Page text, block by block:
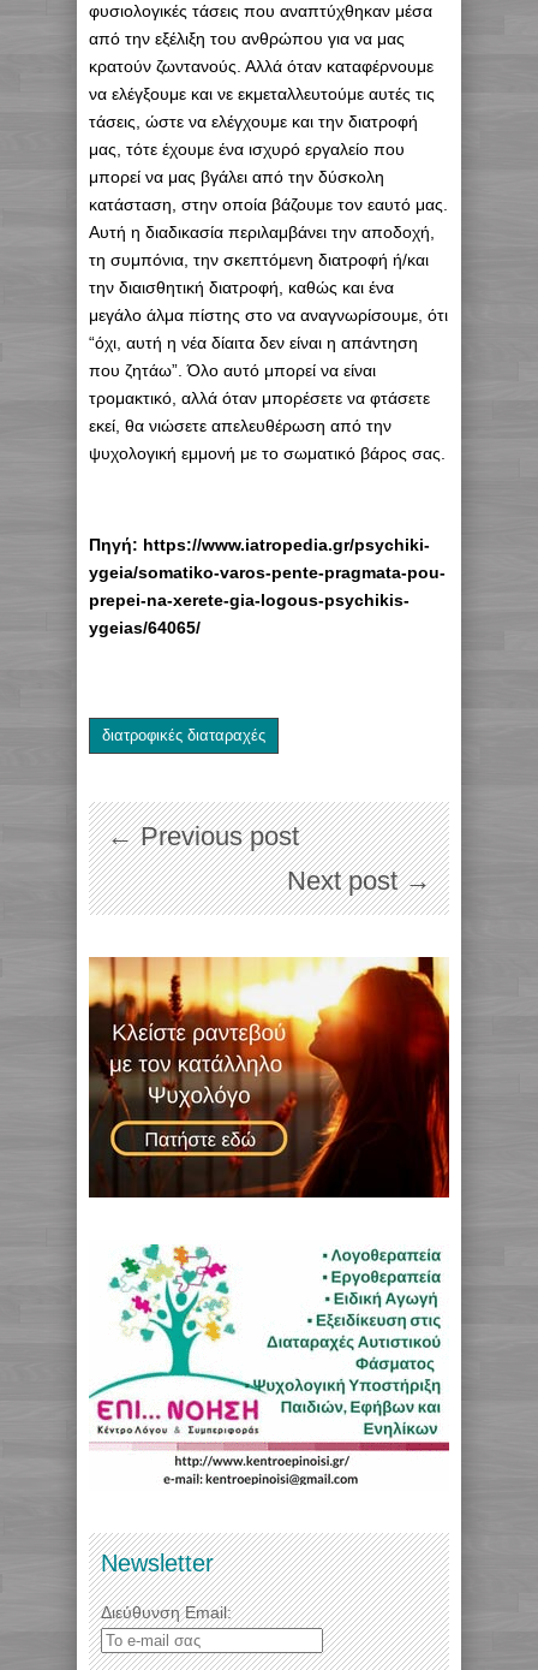
φυσιολογικές τάσεις που αναπτύχθηκαν μέσα
από την εξέλιξη του ανθρώπου για να μας
κρατούν ζωντανούς. Αλλά όταν καταφέρνουμε
να ελέγξουμε και νε εκμεταλλευτούμε αυτές τις
τάσεις, ώστε να ελέγχουμε και την διατροφή
μας, τότε έχουμε ένα ισχυρό εργαλείο που
μπορεί να μας βγάλει από την δύσκολη
κατάσταση, στην οποία βάζουμε τον εαυτό μας.
Αυτή η διαδικασία περιλαμβάνει την αποδοχή,
τη συμπόνια, την σκεπτόμενη διατροφή ή/και
την διαισθητική διατροφή, καθώς και ένα
μεγάλο άλμα πίστης στο να αναγνωρίσουμε, ότι
“όχι, αυτή η νέα δίαιτα δεν είναι η απάντηση
που ζητάω”. Όλο αυτό μπορεί να είναι
τρομακτικό, αλλά όταν μπορέσετε να φτάσετε
εκεί, θα νιώσετε απελευθέρωση από την
ψυχολογική εμμονή με το σωματικό βάρος σας.
Πηγή: https://www.iatropedia.gr/psychiki-
ygeia/somatiko-varos-pente-pragmata-pou-
prepei-na-xerete-gia-logous-psychikis-
ygeias/64065/
διατροφικές διαταραχές
← Previous post
Next post →
Newsletter
Διεύθυνση Email: